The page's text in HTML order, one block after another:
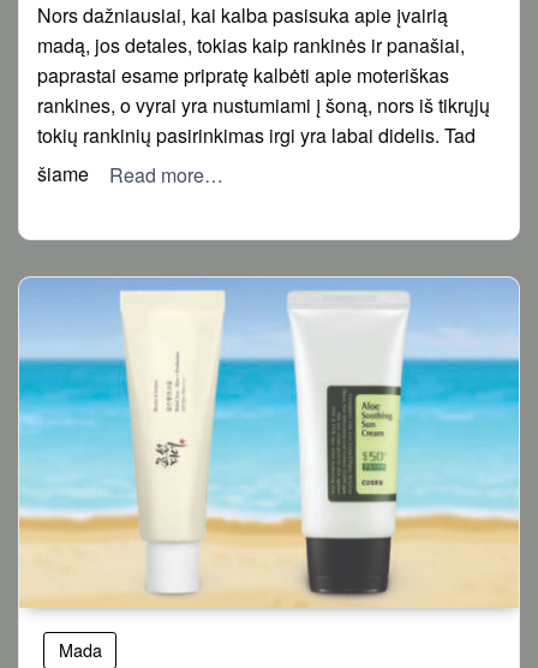
Nors dažniausiai, kai kalba pasisuka apie įvairią
madą, jos detales, tokias kaip rankinės ir panašiai,
paprastai esame pripratę kalbėti apie moteriškas
rankines, o vyrai yra nustumiami į šoną, nors iš tikrųjų
tokių rankinių pasirinkimas irgi yra labai didelis. Tad
šiame
Read more…
Mada